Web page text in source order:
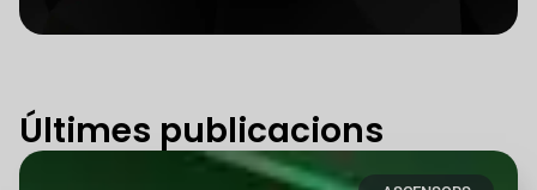
Últimes publicacions